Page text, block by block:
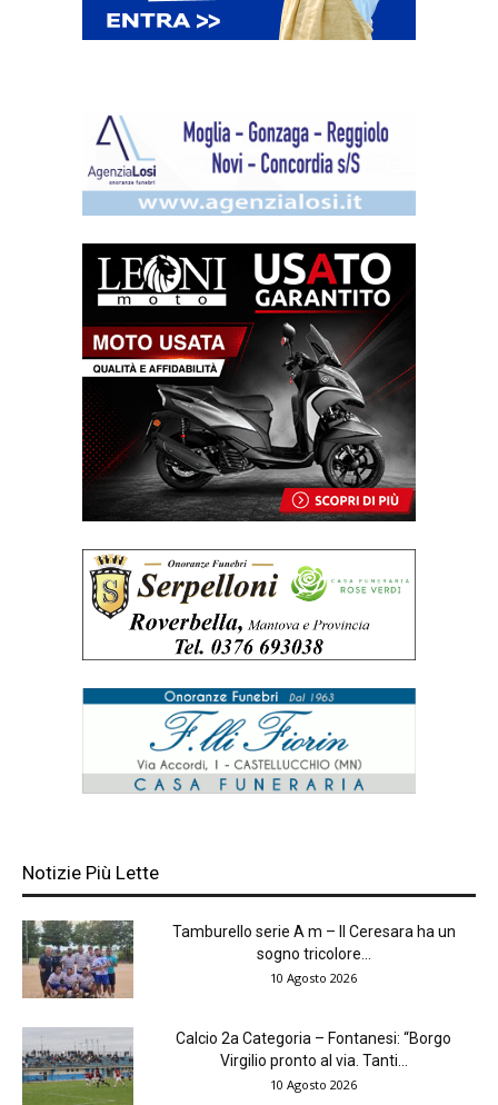
Notizie Più Lette
Tamburello serie A m – Il Ceresara ha un
sogno tricolore...
10 Agosto 2026
Calcio 2a Categoria – Fontanesi: “Borgo
Virgilio pronto al via. Tanti...
10 Agosto 2026